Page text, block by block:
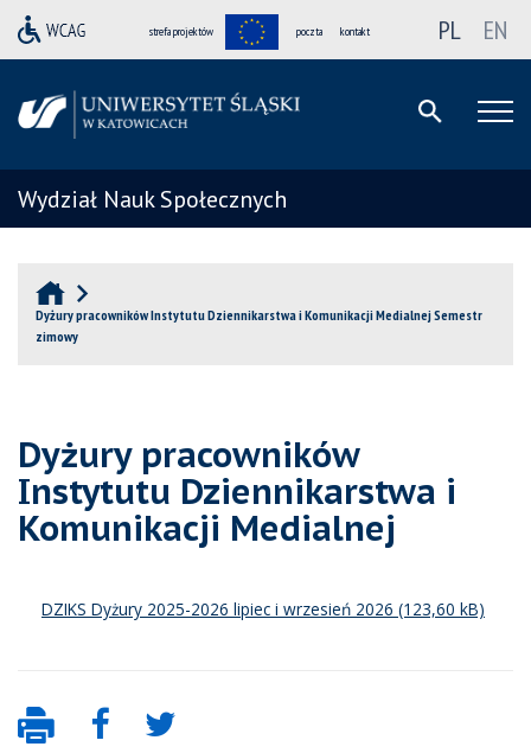
strefa projektów poczta kontakt PL EN
Wydział Nauk Społecznych
Dyżury pracowników Instytutu Dziennikarstwa i Komunikacji Medialnej Semestr
zimowy
Dyżury pracowników
Instytutu Dziennikarstwa i
Komunikacji Medialnej
DZIKS Dyżury 2025-2026 lipiec i wrzesień 2026